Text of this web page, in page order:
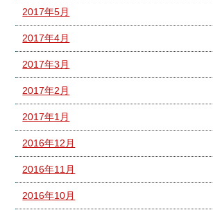
2017年5月
2017年4月
2017年3月
2017年2月
2017年1月
2016年12月
2016年11月
2016年10月